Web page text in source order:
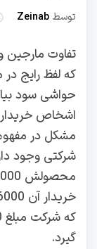
توسط Zeinab
تفاوت
که لفظ رایج
حواشی سود
اشخاص
مشکل در
شرکتی وجود
گیرد.